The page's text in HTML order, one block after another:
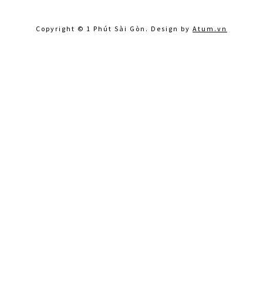
Copyright © 1 Phút Sài Gòn. Design by Atum.vn